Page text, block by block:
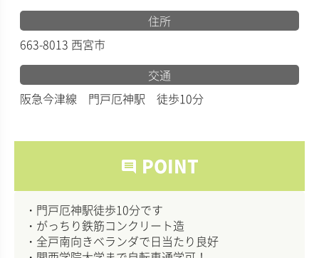
住所
663-8013 西宮市
交通
阪急今津線 門戸厄神駅 徒歩10分
comment POINT
・門戸厄神駅徒歩10分です
・がっちり鉄筋コンクリート造
・全戸南向きベランダで日当たり良好